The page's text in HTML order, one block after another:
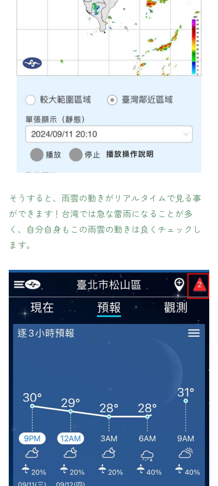
そうすると、雨雲の動きがリアルタイムで見る事
ができます！台湾では急な雷雨になることが多
く、自分自身もこの雨雲の動きは良くチェックし
ます。